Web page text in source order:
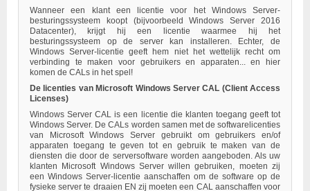
Wanneer een klant een licentie voor het Windows Server-
besturingssysteem koopt (bijvoorbeeld Windows Server 2016
Datacenter), krijgt hij een licentie waarmee hij het
besturingssysteem op de server kan installeren. Echter, de
Windows Server-licentie geeft hem niet het wettelijk recht om
verbinding te maken voor gebruikers en apparaten... en hier
komen de CALs in het spel!
De licenties van Microsoft Windows Server CAL (Client Access
Licenses)
Windows Server CAL is een licentie die klanten toegang geeft tot
Windows Server. De CALs worden samen met de softwarelicenties
van Microsoft Windows Server gebruikt om gebruikers en/of
apparaten toegang te geven tot en gebruik te maken van de
diensten die door de serversoftware worden aangeboden. Als uw
klanten Microsoft Windows Server willen gebruiken, moeten zij
een Windows Server-licentie aanschaffen om de software op de
fysieke server te draaien EN zij moeten een CAL aanschaffen voor